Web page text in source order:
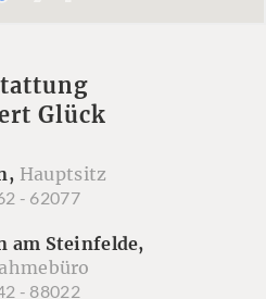
Glück
Hauptsitz
- 62077
am Steinfelde,
- 88022